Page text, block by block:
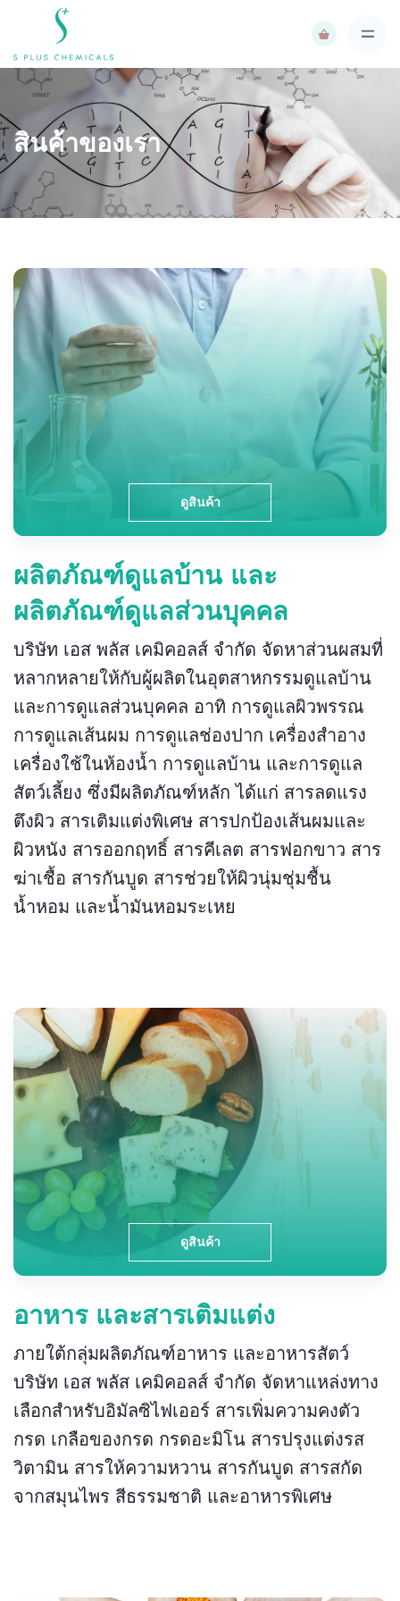
สินค้าของเรา
ดูสินค้า
ผลิตภัณฑ์ดูแลบ้าน และ
ผลิตภัณฑ์ดูแลส่วนบุคคล
บริษัท เอส พลัส เคมิคอลส์ จำกัด จัดหาส่วนผสมที่
หลากหลายให้กับผู้ผลิตในอุตสาหกรรมดูแลบ้าน
และการดูแลส่วนบุคคล อาทิ การดูแลผิวพรรณ
การดูแลเส้นผม การดูแลช่องปาก เครื่องสำอาง
เครื่องใช้ในห้องน้ำ การดูแลบ้าน และการดูแล
สัตว์เลี้ยง ซึ่งมีผลิตภัณฑ์หลัก ได้แก่ สารลดแรง
ตึงผิว สารเติมแต่งพิเศษ สารปกป้องเส้นผมและ
ผิวหนัง สารออกฤทธิ์ สารคีเลต สารฟอกขาว สาร
ฆ่าเชื้อ สารกันบูด สารช่วยให้ผิวนุ่มชุ่มชื้น
น้ำหอม และน้ำมันหอมระเหย
ดูสินค้า
อาหาร และสารเติมแต่ง
ภายใต้กลุ่มผลิตภัณฑ์อาหาร และอาหารสัตว์
บริษัท เอส พลัส เคมิคอลส์ จำกัด จัดหาแหล่งทาง
เลือกสำหรับอิมัลซิไฟเออร์ สารเพิ่มความคงตัว
กรด เกลือของกรด กรดอะมิโน สารปรุงแต่งรส
วิตามิน สารให้ความหวาน สารกันบูด สารสกัด
จากสมุนไพร สีธรรมชาติ และอาหารพิเศษ